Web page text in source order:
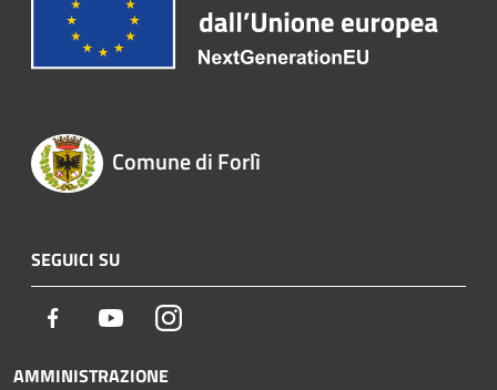
Comune di Forlì
SEGUICI SU
Facebook YoutubeInstagram
AMMINISTRAZIONE